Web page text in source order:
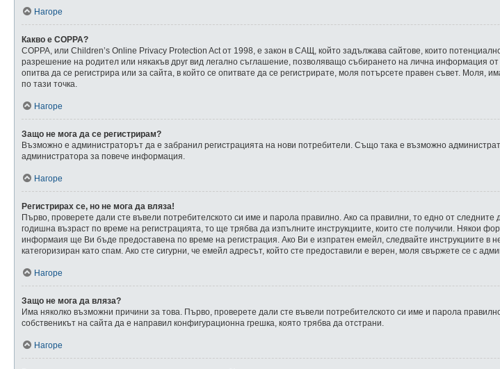
Нагоре
Какво е COPPA?
COPPA, или Children’s Online Privacy Protection Act от 1998, е закон в САЩ, който задължава сайтове, които
разрешение на родител или някакъв друг вид легално съглашение, позволяващо събирането на лична информация
опитва да се регистрира или за сайта, в който се опитвате да се регистрирате, моля потърсете правен съвет.
по тази точка.
Нагоре
Защо не мога да се регистрирам?
Възможно е администраторът да е забранил регистрацията на нови потребители. Също така е възможно
администратора за повече информация.
Нагоре
Регистрирах се, но не мога да вляза!
Първо, проверете дали сте въвели потребителското си име и парола правилно. Ако са правилни, то едно от
годишна възраст по време на регистрацията, то ще трябва да изпълните инструкциите, които сте получили. Някои
информаия ще Ви бъде предоставена по време на регистрация. Ако Ви е изпратен емейл, следвайте инструкциите
категоризиран като спам. Ако сте сигурни, че емейл адресът, който сте предоставили е верен, моля свържете се с
Нагоре
Защо не мога да вляза?
Има няколко възможни причини за това. Първо, проверете дали сте въвели потребителското си име и парола
собственикът на сайта да е направил конфигурационна грешка, която трябва да отстрани.
Нагоре